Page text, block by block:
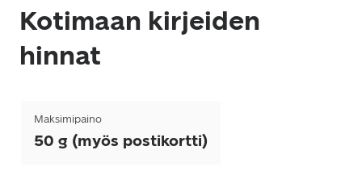
Kotimaan kirjeiden
hinnat
Maksimipaino
50 g (myös postikortti)